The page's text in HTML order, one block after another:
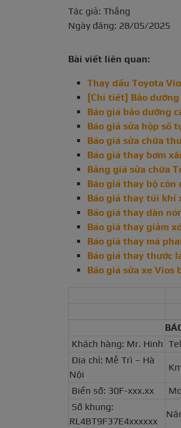
Tác giả: Thắng
Ngày đăng: 28/05/2025
Bài viết liên quan:
Thay dầu Toyota
[Chi tiết] Bảo
Báo giá bảo dưỡng
Báo giá sửa hộp số
Báo giá sửa chữa
Báo giá thay bơm
Bảng giá sửa chữa
Báo giá thay bộ
Báo giá thay túi khí
Báo giá thay dàn
Báo giá thay giảm
Báo giá thay má
Báo giá thay thước
Báo giá sửa xe Vios
Khách hàng: Mr. Hinh
Địa chỉ: Mễ Trì – Hà
Nội
Biển số: 30F-xxx.xx
Số khung:
RL4BT9F37E4xxxxxx